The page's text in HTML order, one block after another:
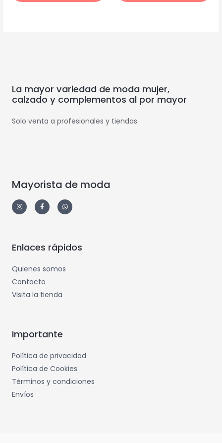
La mayor variedad de moda mujer,
calzado y complementos al por mayor
Solo venta a profesionales y tiendas.
Mayorista de moda
Enlaces rápidos
Quienes somos
Contacto
Visita la tienda
Importante
Política de privacidad
Política de Cookies
Términos y condiciones
Envíos